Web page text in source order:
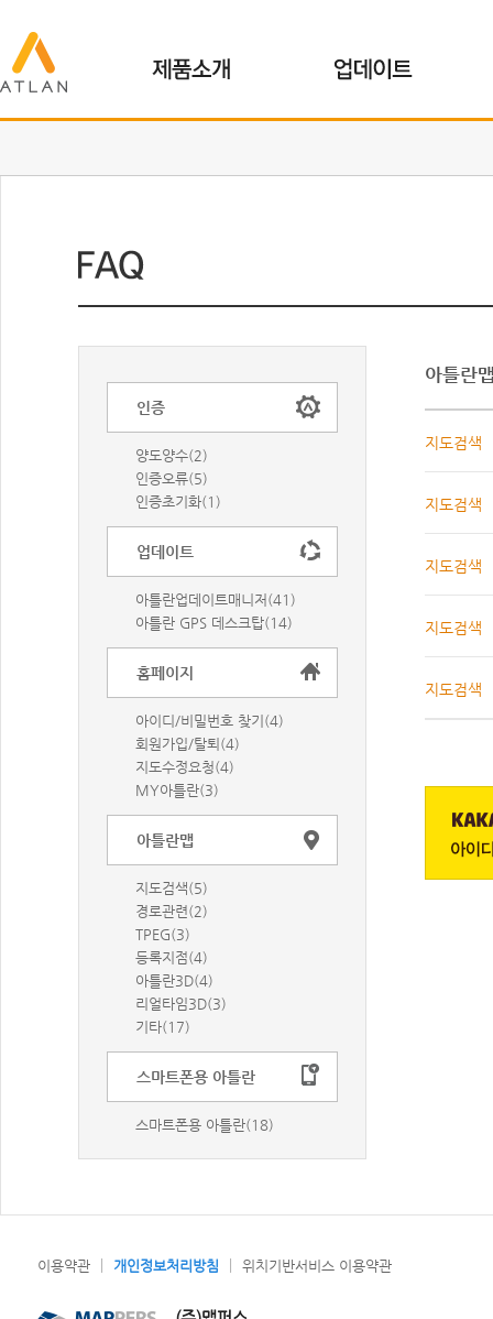
인증
양도양수(2)
인증오류(5)
인증초기화(1)
업데이트
아틀란업데이트매니저(41)
아틀란 GPS 데스크탑(14)
홈페이지
아이디/비밀번호 찾기(4)
회원가입/탈퇴(4)
지도수정요청(4)
MY아틀란(3)
아틀란맵
지도검색(5)
경로관련(2)
TPEG(3)
등록지점(4)
아틀란3D(4)
리얼타임3D(3)
기타(17)
스마트폰용 아틀란
스마트폰용 아틀란(18)
아틀란
지도검색
지도검색
지도검색
지도검색
지도검색
이용약관ㅣ 개인정보처리방침 위치기반서비스 이용약관